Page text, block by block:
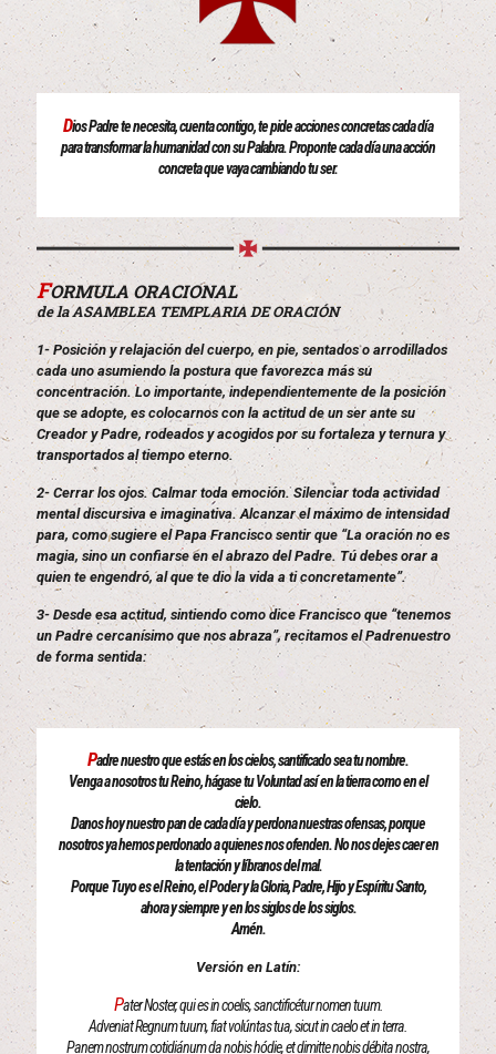
Dios Padre te necesita, cuenta contigo, te pide acciones concretas cada día
para transformar la humanidad con su Palabra. Proponte cada día una acción
concreta que vaya cambiando tu ser.
FORMULA ORACIONAL
de la ASAMBLEA TEMPLARIA DE ORACIÓN
1- Posición y relajación del cuerpo, en pie, sentados o arrodillados
cada uno asumiendo la postura que favorezca más su
concentración. Lo importante, independientemente de la posición
que se adopte, es colocarnos con la actitud de un ser ante su
Creador y Padre, rodeados y acogidos por su fortaleza y ternura y
transportados al tiempo eterno.
2- Cerrar los ojos. Calmar toda emoción. Silenciar toda actividad
mental discursiva e imaginativa. Alcanzar el máximo de intensidad
para, como sugiere el Papa Francisco sentir que “La oración no es
magia, sino un confiarse en el abrazo del Padre. Tú debes orar a
quien te engendró, al que te dio la vida a ti concretamente”.
3- Desde esa actitud, sintiendo como dice Francisco que “tenemos
un Padre cercanísimo que nos abraza”, recitamos el Padrenuestro
de forma sentida:
Padre nuestro que estás en los cielos, santificado sea tu nombre.
Venga a nosotros tu Reino, hágase tu Voluntad así en la tierra como en el
cielo.
Danos hoy nuestro pan de cada día y perdona nuestras ofensas, porque
nosotros ya hemos perdonado a quienes nos ofenden. No nos dejes caer en
la tentación y líbranos del mal.
Porque Tuyo es el Reino, el Poder y la Gloria, Padre, Hijo y Espíritu Santo,
ahora y siempre y en los siglos de los siglos.
Amén.
Versión en Latín:
Pater Noster, qui es in coelis, sanctificétur nomen tuum.
Adveniat Regnum tuum, fiat volúntas tua, sicut in caelo et in terra.
Panem nostrum cotidiánum da nobis hódie, et dimitte nobis débita nostra,